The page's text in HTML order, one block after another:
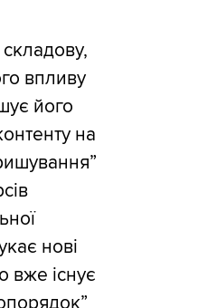
впливу
його
на
нові
вже існує